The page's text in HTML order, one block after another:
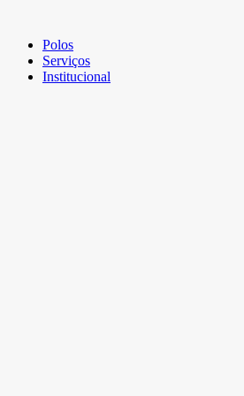
Polos
Serviços
Institucional